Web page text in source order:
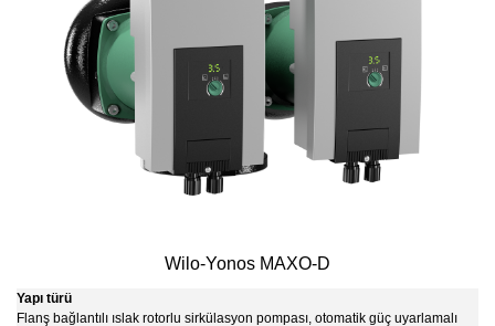
Wilo-Yonos MAXO-D
Yapı türü
Flanş bağlantılı ıslak rotorlu sirkülasyon pompası, otomatik güç uyarlamalı